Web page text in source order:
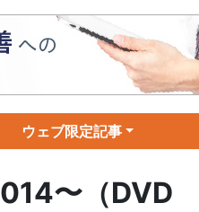
ウェブ限定記事
〜（DVD